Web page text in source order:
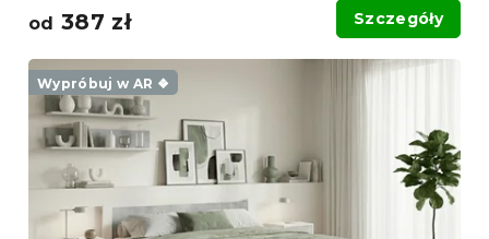
od 387 zł Szczegóły
Wypróbuj w AR ❖